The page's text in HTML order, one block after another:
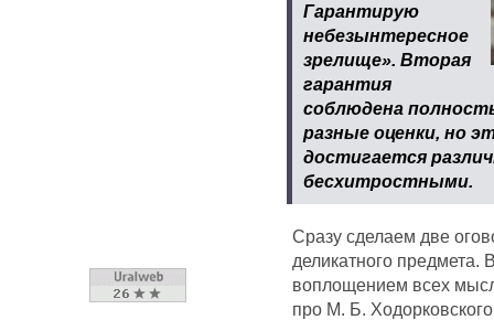
Гарантирую
небезынтересное
зрелище». Вторая
гарантия
соблюдена
разные оценки, но
достигается
бесхитростными.
Сразу сделаем две
деликатного
воплощением всех
про М. Б.